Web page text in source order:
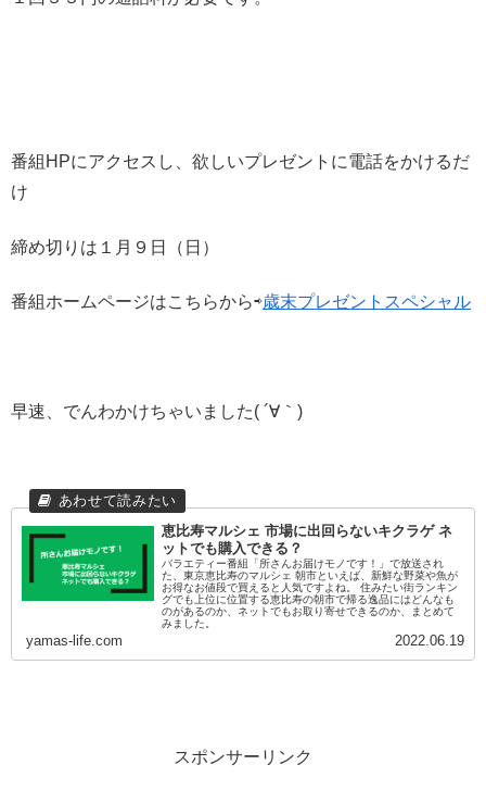
番組HPにアクセスし、欲しいプレゼントに電話をかけるだ
け
締め切りは１月９日（日）
番組ホームページはこちらから⇨歳末プレゼントスペシャル
早速、でんわかけちゃいました( ´∀｀)
恵比寿マルシェ 市場に出回らないキクラゲ ネ
ットでも購入できる？
バラエティー番組「所さんお届けモノです！」で放送され
た、東京恵比寿のマルシェ 朝市といえば、新鮮な野菜や魚が
お得なお値段で買えると人気ですよね。 住みたい街ランキン
グでも上位に位置する恵比寿の朝市で帰る逸品にはどんなも
のがあるのか、ネットでもお取り寄せできるのか、まとめて
みました。
yamas-life.com 2022.06.19
スポンサーリンク